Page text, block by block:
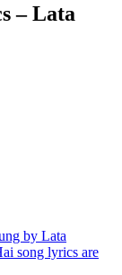
– Lata